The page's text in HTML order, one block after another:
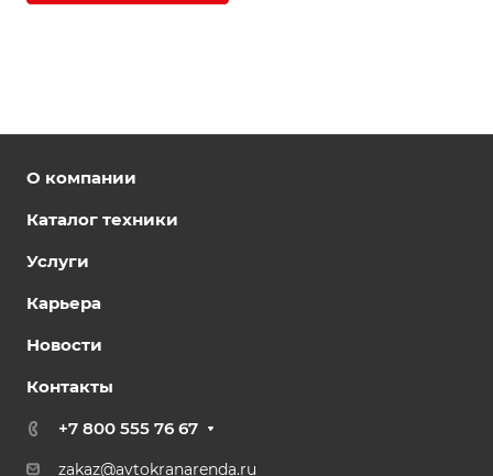
О компании
Каталог техники
Услуги
Карьера
Новости
Контакты
+7 800 555 76 67
zakaz@avtokranarenda.ru